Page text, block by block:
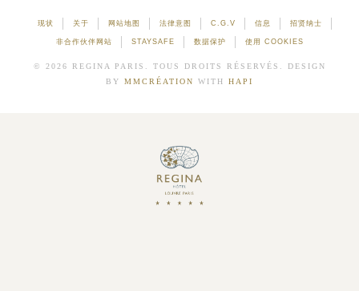
现状 关于 网站地图 法律意图 C.G.V 信息 招贤纳士
非合作伙伴网站 STAYSAFE 数据保护 使用 COOKIES
© 2026 REGINA PARIS. TOUS DROITS RÉSERVÉS. DESIGN
BY MMCRÉATION WITH HAPI